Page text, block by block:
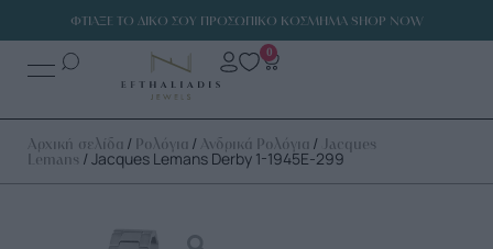
ΦΤΙΑΞΕ ΤΟ ΔΙΚΟ ΣΟΥ ΠΡΟΣΩΠΙΚΟ ΚΟΣΜΗΜΑ SHOP NOW
0
Αρχική σελίδα / Ρολόγια / Ανδρικά Ρολόγια / Jacques
Lemans / Jacques Lemans Derby 1-1945E-299